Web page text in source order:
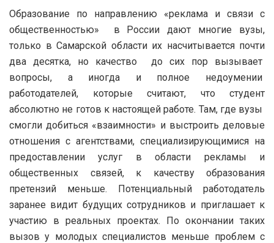
Образование по направлению «реклама и связи с
общественностью» в России дают многие вузы,
только в Самарской области их насчитывается почти
два десятка, но качество до сих пор вызывает
вопросы, а иногда и полное недоумении
работодателей, которые считают, что студент
абсолютно не готов к настоящей работе. Там, где вузы
смогли добиться «взаимности» и выстроить деловые
отношения с агентствами, специализирующимися на
предоставлении услуг в области рекламы и
общественных связей, к качеству образования
претензий меньше. Потенциальный работодатель
заранее видит будущих сотрудников и приглашает к
участию в реальных проектах. По окончании таких
вызов у молодых специалистов меньше проблем с